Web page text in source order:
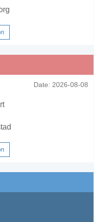
Date: 2026-08-08